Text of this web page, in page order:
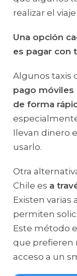
realizar el
Una opción
es pagar con
Algunos taxis
pago móviles
de forma
llevan dinero
usarlo.
Otra
Chile es a
Existen varias
permiten
Este método
que prefieren
acceso a un